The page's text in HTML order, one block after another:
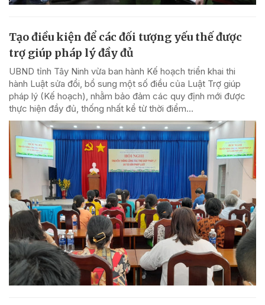
Tạo điều kiện để các đối tượng yếu thế được
trợ giúp pháp lý đầy đủ
UBND tỉnh Tây Ninh vừa ban hành Kế hoạch triển khai thi
hành Luật sửa đổi, bổ sung một số điều của Luật Trợ giúp
pháp lý (Kế hoạch), nhằm bảo đảm các quy định mới được
thực hiện đầy đủ, thống nhất kể từ thời điểm...